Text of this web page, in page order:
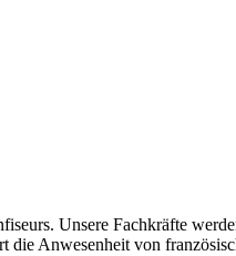
Unsere Fachkräfte
Anwesenheit von